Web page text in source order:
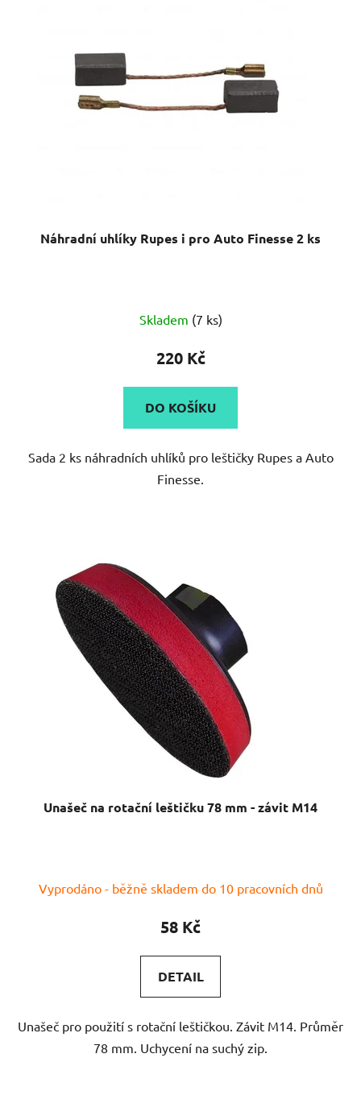
Náhradní uhlíky Rupes i pro Auto Finesse 2 ks
Skladem (7 ks)
220 Kč
DO KOŠÍKU
Sada 2 ks náhradních uhlíků pro leštičky Rupes a Auto
Finesse.
Unašeč na rotační leštičku 78 mm - závit M14
Vyprodáno - běžně skladem do 10 pracovních dnů
58 Kč
DETAIL
Unašeč pro použití s rotační leštičkou. Závit M14. Průměr
78 mm. Uchycení na suchý zip.